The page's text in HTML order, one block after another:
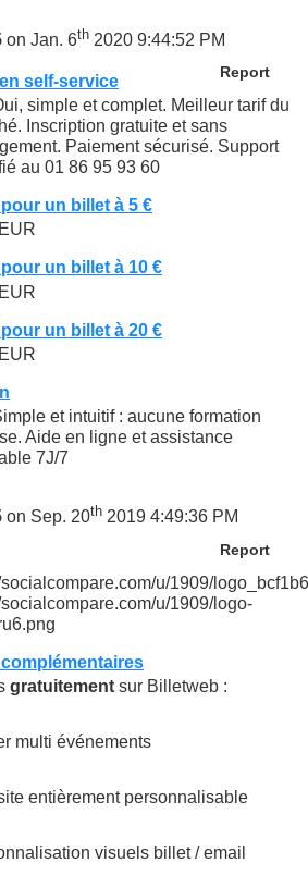
on Jan. 6th 2020 9:44:52 PM
Report
self-service
simple et complet. Meilleur tarif du
Inscription gratuite et sans
Paiement sécurisé. Support
au 01 86 95 93 60
un billet à 5 €
un billet à 10 €
un billet à 20 €
et intuitif : aucune formation
Aide en ligne et assistance
7J/7
on Sep. 20th 2019 4:49:36 PM
Report
socialcompare.com/u/1909/
socialcompare.com/u/1909/logo-
gratuitement sur Billetweb :
multi événements
entièrement personnalisable
visuels billet / email